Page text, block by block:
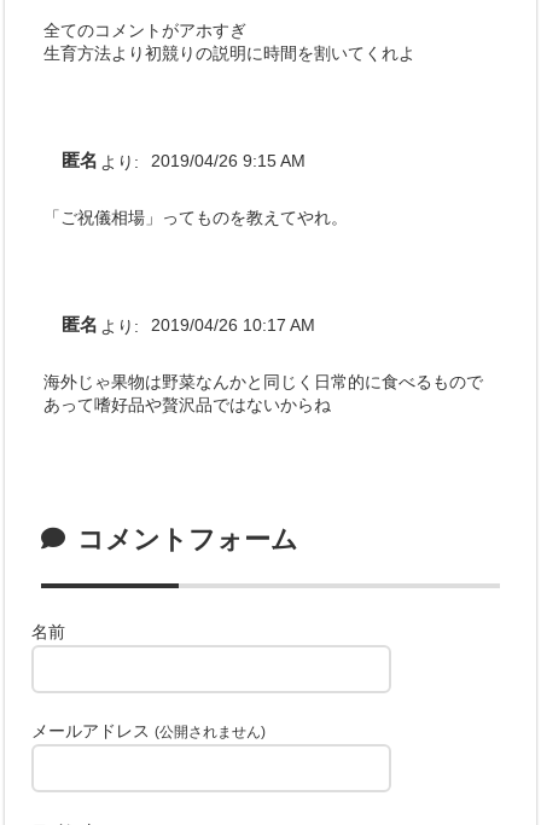
全てのコメントがアホすぎ
生育方法より初競りの説明に時間を割いてくれよ
匿名 より: 2019/04/26 9:15 AM
「ご祝儀相場」ってものを教えてやれ。
匿名 より: 2019/04/26 10:17 AM
海外じゃ果物は野菜なんかと同じく日常的に食べるもので
あって嗜好品や贅沢品ではないからね
コメントフォーム
名前
メールアドレス(公開されません)